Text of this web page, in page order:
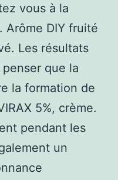
vous à la
Arôme DIY fruité
Les résultats
que la
la formation de
5%, crème.
pendant les
un